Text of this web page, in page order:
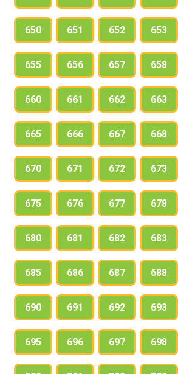
650 651 652 653
655 656 657 658
660 661 662 663
665 666 667 668
670 671 672 673
675 676 677 678
680 681 682 683
685 686 687 688
690 691 692 693
695 696 697 698